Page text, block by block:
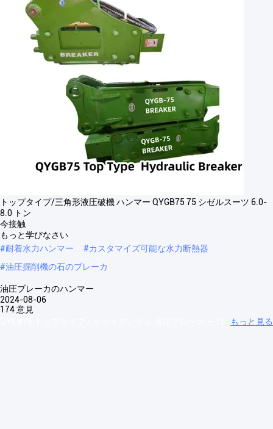
トップタイプ/三角形液圧破機 ハンマー QYGB75 75 シゼルスーツ 6.0-
8.0 トン
今接触
もっと学びなさい
#耐着水力ハンマー #カスタマイズ可能な水力断熱器
#油圧掘削機の石のブレーカ
油圧ブレーカのハンマー
2024-08-06
174 意見
もっと見る